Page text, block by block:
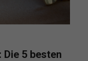
5 besten